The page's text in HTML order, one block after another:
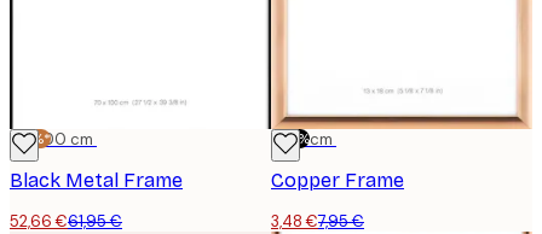
-15%*
70x100 cm
Black Metal Frame
52,66 €61,95 €
-56%
13x18 cm
Copper Frame
3,48 €7,95 €